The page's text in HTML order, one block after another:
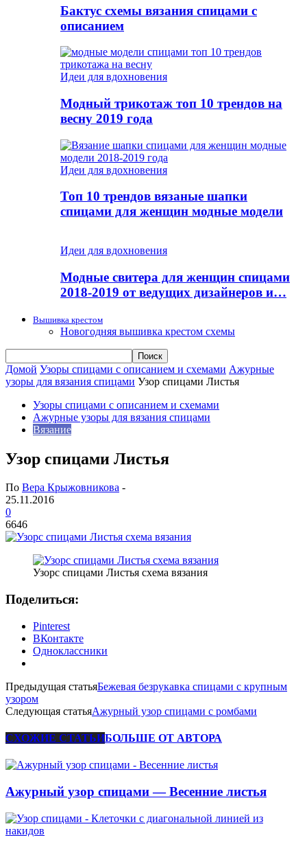
Бактус схемы вязания спицами с
описанием
Идеи для вдохновения
Модный трикотаж топ 10 трендов на
весну 2019 года
Идеи для вдохновения
Топ 10 трендов вязаные шапки
спицами для женщин модные модели
Идеи для вдохновения
Модные свитера для женщин спицами
2018-2019 от ведущих дизайнеров и…
Вышивка крестом
Новогодняя вышивка крестом схемы
Домой Узоры спицами с описанием и схемами Ажурные
узоры для вязания спицами Узор спицами Листья
Узоры спицами с описанием и схемами
Ажурные узоры для вязания спицами
Вязание
Узор спицами Листья
По Вера Крыжовникова -
25.11.2016
0
6646
Узорс спицами Листья схема вязания
Поделиться:
Pinterest
ВКонтакте
Одноклассники
Предыдущая статьяБежевая безрукавка спицами с крупным
узором
Следующая статьяАжурный узор спицами с ромбами
СХОЖИЕ СТАТЬИБОЛЬШЕ ОТ АВТОРА
Ажурный узор спицами — Весенние листья